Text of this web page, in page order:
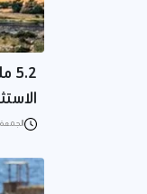
الجمعة 31/يوليو/2026 - 04:18 م